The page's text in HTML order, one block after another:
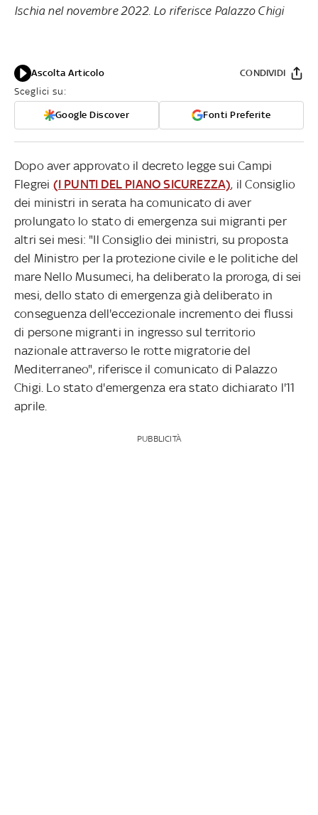
Ischia nel novembre 2022. Lo riferisce Palazzo Chigi
Ascolta Articolo
Sceglici su:
Google Discover Fonti Preferite
CONDIVIDI
Dopo aver approvato il decreto legge sui Campi
Flegrei (I PUNTI DEL PIANO SICUREZZA), il Consiglio
dei ministri in serata ha comunicato di aver
prolungato lo stato di emergenza sui migranti per
altri sei mesi: "Il Consiglio dei ministri, su proposta
del Ministro per la protezione civile e le politiche del
mare Nello Musumeci, ha deliberato la proroga, di sei
mesi, dello stato di emergenza già deliberato in
conseguenza dell'eccezionale incremento dei flussi
di persone migranti in ingresso sul territorio
nazionale attraverso le rotte migratorie del
Mediterraneo", riferisce il comunicato di Palazzo
Chigi. Lo stato d'emergenza era stato dichiarato l'11
aprile.
PUBBLICITÀ